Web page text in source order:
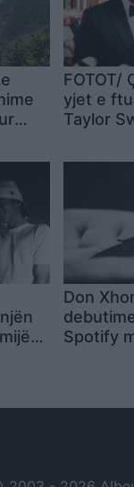
FOTOT/
yjet e
Taylor
Don
Spotify